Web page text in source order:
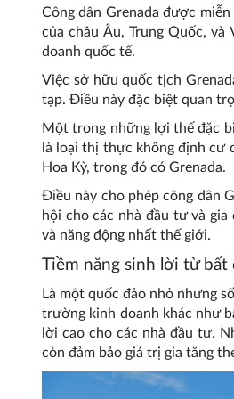
Công dân Grenada được
của châu Âu, Trung Quốc,
doanh quốc tế.
Việc sở hữu quốc tịch
tạp. Điều này đặc biệt quan
Một trong những lợi thế đặc
là loại thị thực không định cư
Hoa Kỳ, trong đó có Grenada.
Điều này cho phép công dân
hội cho các nhà đầu tư và
và năng động nhất thế giới.
Tiềm năng sinh lời từ bất
Là một quốc đảo nhỏ nhưng
trường kinh doanh khác như
lời cao cho các nhà đầu tư.
còn đảm bảo giá trị gia tăng